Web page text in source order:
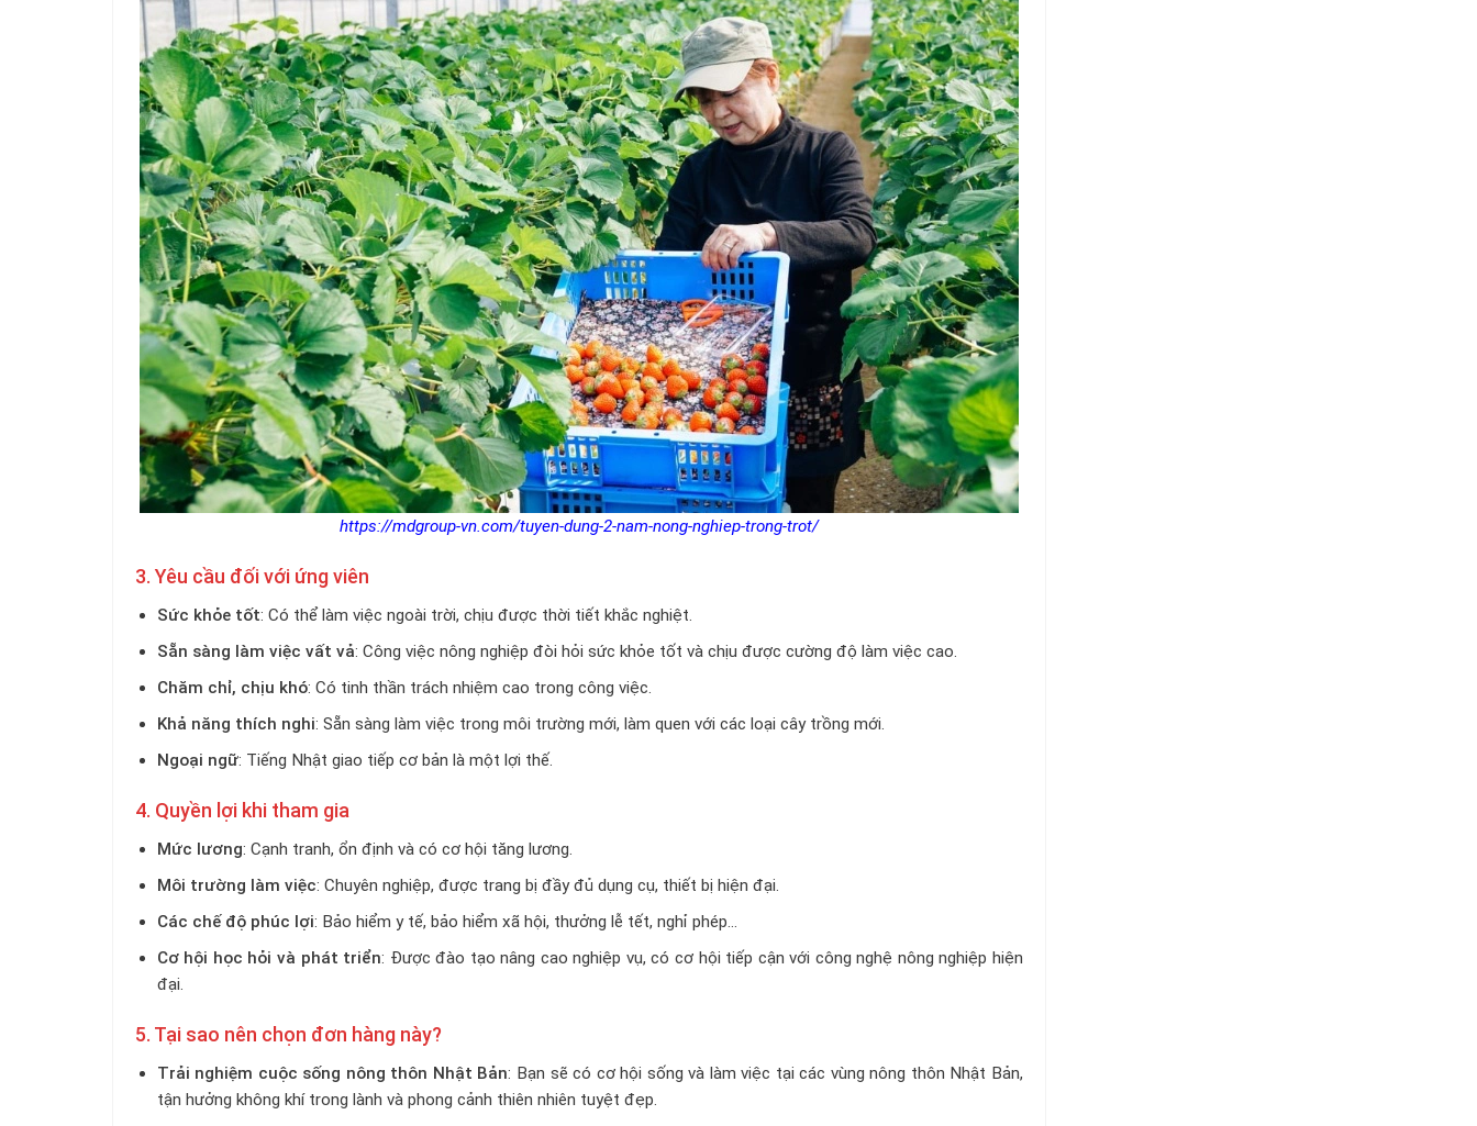
https://mdgroup-vn.com/tuyen-dung-2-nam-nong-nghiep-trong-trot/
3. Yêu cầu đối với ứng viên
Sức khỏe tốt: Có thể làm việc ngoài trời, chịu được thời tiết khắc nghiệt.
Sẵn sàng làm việc vất vả: Công việc nông nghiệp đòi hỏi sức khỏe tốt và chịu được cường độ làm việc cao.
Chăm chỉ, chịu khó: Có tinh thần trách nhiệm cao trong công việc.
Khả năng thích nghi: Sẵn sàng làm việc trong môi trường mới, làm quen với các loại cây trồng mới.
Ngoại ngữ: Tiếng Nhật giao tiếp cơ bản là một lợi thế.
4. Quyền lợi khi tham gia
Mức lương: Cạnh tranh, ổn định và có cơ hội tăng lương.
Môi trường làm việc: Chuyên nghiệp, được trang bị đầy đủ dụng cụ, thiết bị hiện đại.
Các chế độ phúc lợi: Bảo hiểm y tế, bảo hiểm xã hội, thưởng lễ tết, nghỉ phép…
Cơ hội học hỏi và phát triển: Được đào tạo nâng cao nghiệp vụ, có cơ hội tiếp cận với công nghệ nông nghiệp hiện
đại.
5. Tại sao nên chọn đơn hàng này?
Trải nghiệm cuộc sống nông thôn Nhật Bản: Bạn sẽ có cơ hội sống và làm việc tại các vùng nông thôn Nhật Bản,
tận hưởng không khí trong lành và phong cảnh thiên nhiên tuyệt đẹp.